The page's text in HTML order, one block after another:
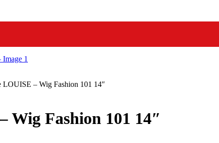
LOUISE – Wig Fashion 101 14″
Wig Fashion 101 14″